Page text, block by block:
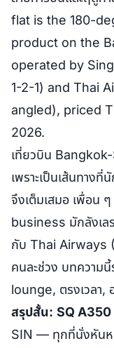
flat is the 180-
product on the
operated by
1-2-1) and Thai
angled), priced
2026.
เที่ยวบิน
เพราะเป็นเส้นทาง
จึงเต็มเสมอ เพื่อน
business มักลังเล
กับ Thai Airways
คนละช่วง บทความ
lounge, ตรงเวลา,
สรุปสั้น: SQ A350
SIN — ทุกที่นั่งหันห